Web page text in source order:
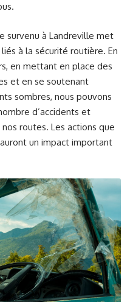
survenu à Landreville met
à la sécurité routière. En
en mettant en place des
et en se soutenant
sombres, nous pouvons
d’accidents et
routes. Les actions que
un impact important